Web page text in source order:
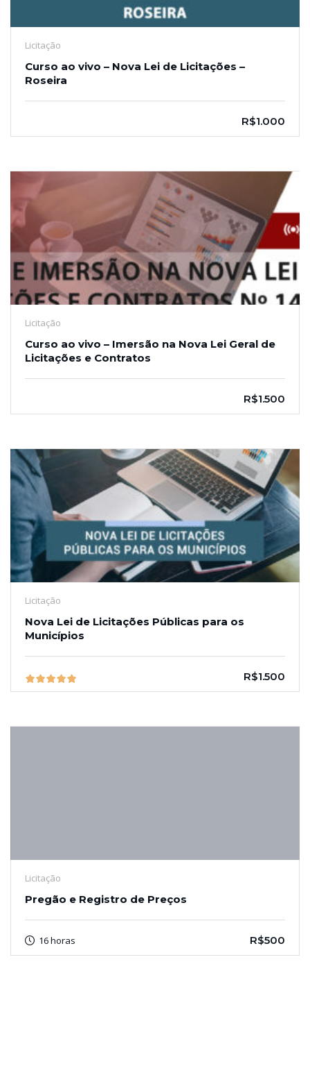
Licitação
Curso ao vivo – Nova Lei de Licitações –
Roseira
R$1.000
Licitação
Curso ao vivo – Imersão na Nova Lei Geral de
Licitações e Contratos
R$1.500
Licitação
Nova Lei de Licitações Públicas para os
Municípios
R$1.500
Licitação
Pregão e Registro de Preços
16 horas R$500